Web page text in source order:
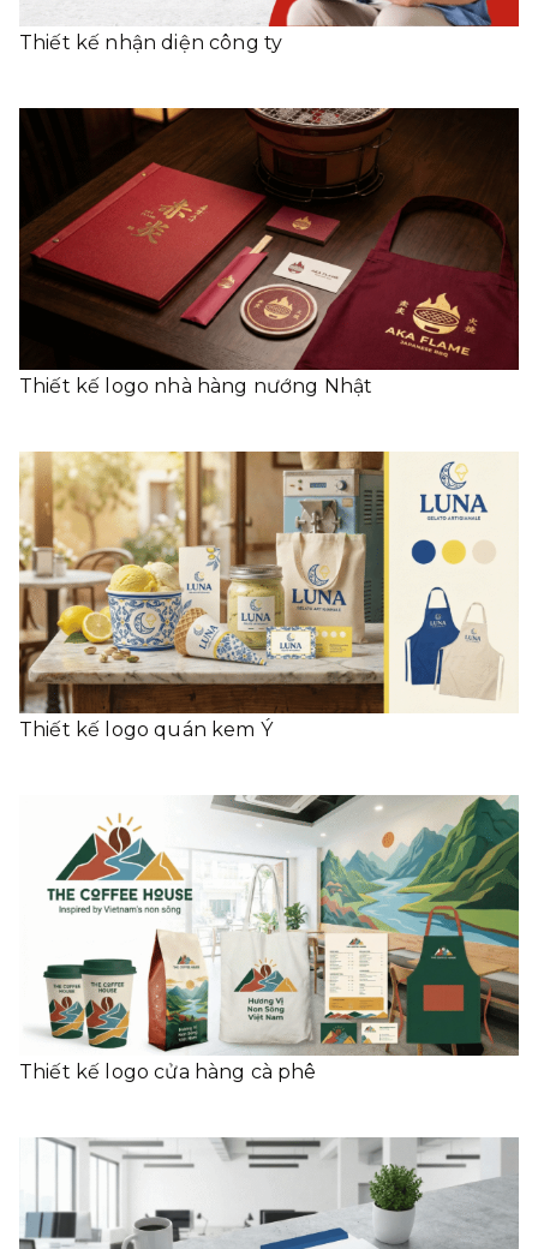
Thiết kế nhận diện công ty
Thiết kế logo nhà hàng nướng Nhật
Thiết kế logo quán kem Ý
Thiết kế logo cửa hàng cà phê